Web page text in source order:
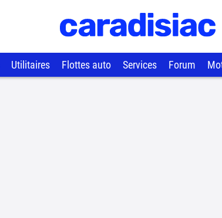
Utilitaires Flottes auto Services Forum